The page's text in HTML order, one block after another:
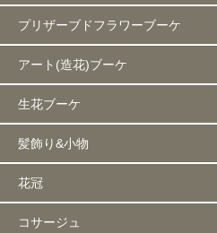
プリザーブドフラワーブーケ
アート(造花)ブーケ
生花ブーケ
髪飾り&小物
花冠
コサージュ